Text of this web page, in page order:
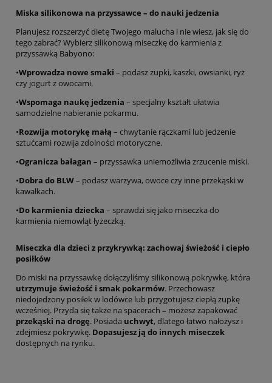
Miska silikonowa na przyssawce – do nauki jedzenia
Planujesz rozszerzyć dietę Twojego malucha i nie wiesz, jak się do
tego zabrać? Wybierz silikonową miseczkę do karmienia z
przyssawką Babyono:
•Wprowadza nowe smaki – podasz zupki, kaszki, owsianki, ryż
czy jogurt z owocami.
•Wspomaga naukę jedzenia – specjalny kształt ułatwia
samodzielne nabieranie pokarmu.
•Rozwija motorykę małą – chwytanie rączkami lub jedzenie
sztućcami rozwija zdolności motoryczne.
•Ogranicza bałagan – przyssawka uniemożliwia zrzucenie miski.
•Dobra do BLW– podasz warzywa, owoce czy inne przekąski w
kawałkach.
•Do karmienia dziecka – sprawdzi się jako miseczka do
karmienia niemowląt łyżeczką.
Miseczka dla dzieci z przykrywką: zachowaj świeżość i ciepło
posiłków
Do miski na przyssawkę dołączyliśmy silikonową pokrywkę, która
utrzymuje świeżość i smak pokarmów. Przechowasz
niedojedzony posiłek w lodówce lub przygotujesz ciepłą zupkę
wcześniej. Przyda się także na spacerach – możesz zapakować
przekąski na drogę. Posiada uchwyt, dlatego łatwo nałożysz i
zdejmiesz pokrywkę. Dopasujesz ją do innych miseczek
dostępnych na rynku.